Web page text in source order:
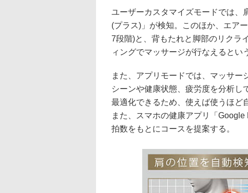
ユーザーカスタマイズモードでは、
(プラス)」が検知。このほか、エア
7段階)と、背もたれと脚部のリクラ
ィングでマッサージが行なえるとい
また、アプリモードでは、マッサー
シーンや健康状態、疲労度を分析し
最適化できるため、使えば使うほど
また、スマホの健康アプリ「
拍数をもとにコースを提案する。